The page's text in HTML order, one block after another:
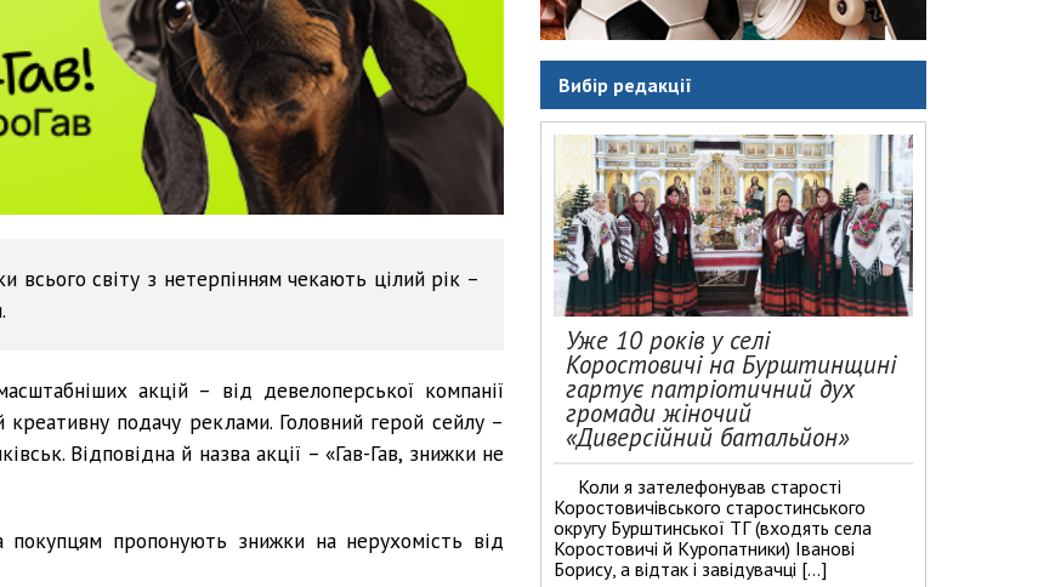
всього світу з нетерпінням чекають цілий рік –
акцій – від девелоперської компанії
подачу реклами. Головний герой сейлу –
Відповідна й назва акції – «Гав-Гав, знижки не
пропонують знижки на нерухомість від
Вибір редакції
Уже 10 років у селі
Коростовичі на Бурштинщині
гартує патріотичний дух
громади жіночий
«Диверсійний батальйон»
Коли я зателефонував старості
Коростовичівського старостинського
округу Бурштинської ТГ (входять села
Коростовичі й Куропатники) Іванові
Борису, а відтак і завідувачці […]